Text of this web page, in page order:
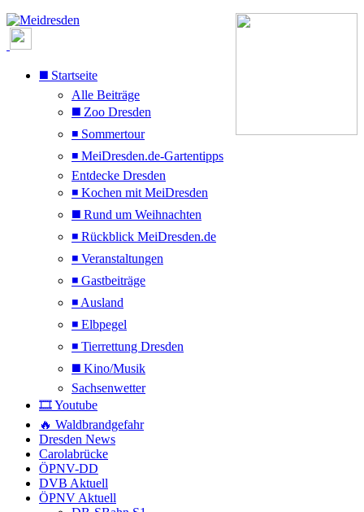
◼️ Startseite
Alle Beiträge
◼️ Zoo Dresden
◾ Sommertour
◾ MeiDresden.de-Gartentipps
Entdecke Dresden
◾ Kochen mit MeiDresden
◼️ Rund um Weihnachten
◾ Rückblick MeiDresden.de
◾ Veranstaltungen
◾ Gastbeiträge
◾ Ausland
◾ Elbpegel
◾ Tierrettung Dresden
◼️ Kino/Musik
Sachsenwetter
🎞️ Youtube
🔥 Waldbrandgefahr
Dresden News
Carolabrücke
ÖPNV-DD
DVB Aktuell
ÖPNV Aktuell